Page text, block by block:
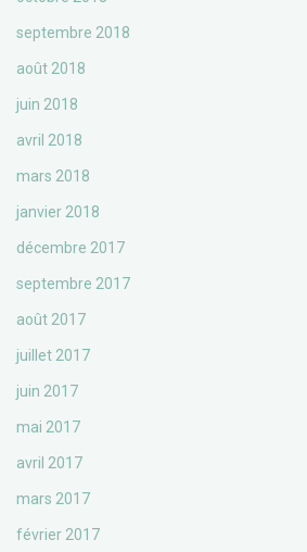
septembre 2018
août 2018
juin 2018
avril 2018
mars 2018
janvier 2018
décembre 2017
septembre 2017
août 2017
juillet 2017
juin 2017
mai 2017
avril 2017
mars 2017
février 2017